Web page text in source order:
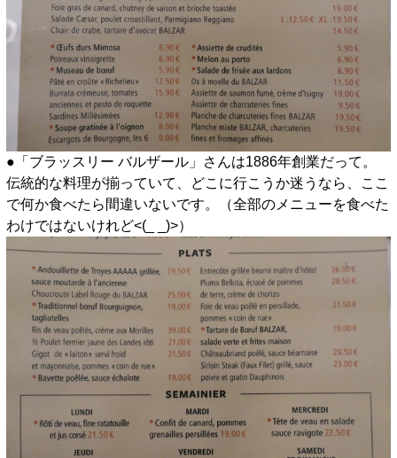
●「ブラッスリー バルザール」さんは1886年創業だって。
伝統的な料理が揃っていて、どこに行こうか迷うなら、ここ
で何か食べたら間違いないです。（全部のメニューを食べた
わけではないけれど<(_ _)>）